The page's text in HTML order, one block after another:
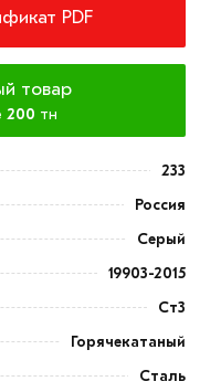
PDF
товар
200 тн
233
Россия
Серый
19903-2015
Ст3
Горячекатаный
Сталь